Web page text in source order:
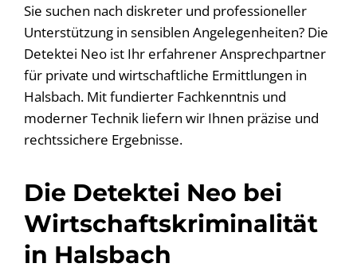
Sie suchen nach diskreter und professioneller
Unterstützung in sensiblen Angelegenheiten? Die
Detektei Neo ist Ihr erfahrener Ansprechpartner
für private und wirtschaftliche Ermittlungen in
Halsbach. Mit fundierter Fachkenntnis und
moderner Technik liefern wir Ihnen präzise und
rechtssichere Ergebnisse.
Die Detektei Neo bei
Wirtschaftskriminalität
in Halsbach